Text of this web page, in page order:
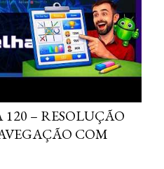
– RESOLUÇÃO
COM